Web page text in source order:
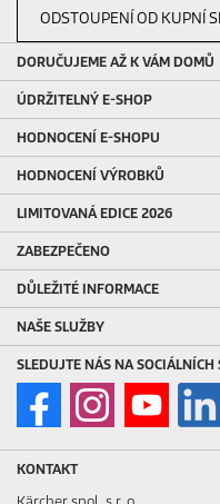
ODSTOUPENÍ OD KUPNÍ
DORUČUJEME AŽ K VÁM DOMŮ
ÚDRŽITELNÝ E-SHOP
HODNOCENÍ E-SHOPU
HODNOCENÍ VÝROBKŮ
LIMITOVANÁ EDICE 2026
ZABEZPEČENO
DŮLEŽITÉ INFORMACE
NAŠE SLUŽBY
SLEDUJTE NÁS NA SOCIÁLNÍCH
KONTAKT